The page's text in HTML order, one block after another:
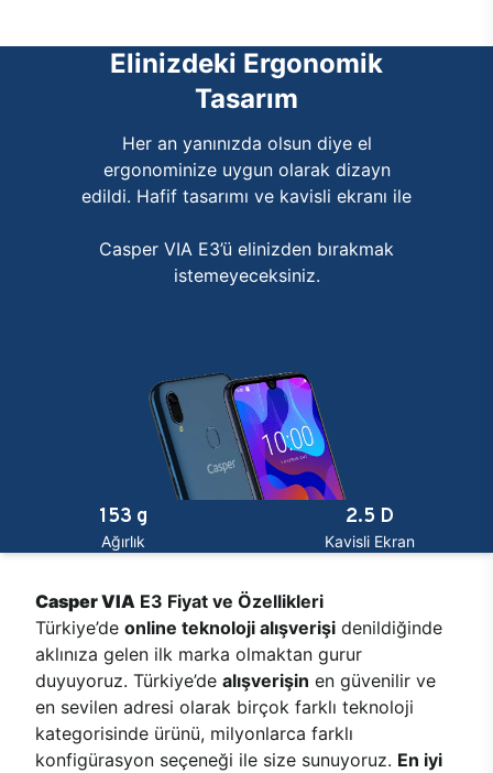
Elinizdeki Ergonomik
Tasarım
Her an yanınızda olsun diye el
ergonominize uygun olarak dizayn
edildi. Hafif tasarımı ve kavisli ekranı ile
Casper VIA E3’ü elinizden bırakmak
istemeyeceksiniz.
153 g
Ağırlık
2.5 D
Kavisli Ekran
Casper VIA E3 Fiyat ve Özellikleri
Türkiye’de online teknoloji alışverişi denildiğinde
aklınıza gelen ilk marka olmaktan gurur
duyuyoruz. Türkiye’de alışverişin en güvenilir ve
en sevilen adresi olarak birçok farklı teknoloji
kategorisinde ürünü, milyonlarca farklı
konfigürasyon seçeneği ile size sunuyoruz. En iyi